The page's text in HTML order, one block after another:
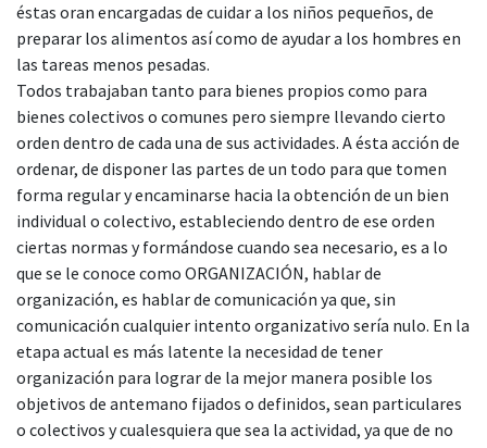
éstas oran encargadas de cuidar a los niños pequeños, de
preparar los alimentos así como de ayudar a los hombres en
las tareas menos pesadas.
Todos trabajaban tanto para bienes propios como para
bienes colectivos o comunes pero siempre llevando cierto
orden dentro de cada una de sus actividades. A ésta acción de
ordenar, de disponer las partes de un todo para que tomen
forma regular y encaminarse hacia la obtención de un bien
individual o colectivo, estableciendo dentro de ese orden
ciertas normas y formándose cuando sea necesario, es a lo
que se le conoce como ORGANIZACIÓN, hablar de
organización, es hablar de comunicación ya que, sin
comunicación cualquier intento organizativo sería nulo. En la
etapa actual es más latente la necesidad de tener
organización para lograr de la mejor manera posible los
objetivos de antemano fijados o definidos, sean particulares
o colectivos y cualesquiera que sea la actividad, ya que de no